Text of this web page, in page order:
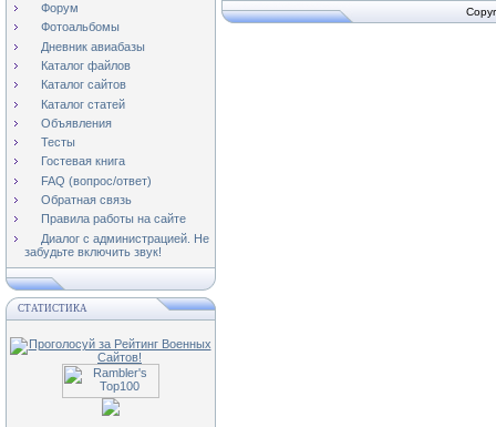
Форум
Фотоальбомы
Дневник авиабазы
Каталог файлов
Каталог сайтов
Каталог статей
Объявления
Тесты
Гостевая книга
FAQ (вопрос/ответ)
Обратная связь
Правила работы на сайте
Диалог с администрацией. Не
забудьте включить звук!
СТАТИСТИКА